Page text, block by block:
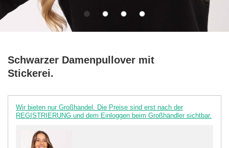
Schwarzer Damenpullover mit
Stickerei.
Wir bieten nur Großhandel. Die Preise sind erst nach der
REGISTRIERUNG und dem Einloggen beim Großhändler sichtbar.